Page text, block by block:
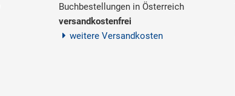
Buchbestellungen in Österreich
versandkostenfrei
weitere Versandkosten